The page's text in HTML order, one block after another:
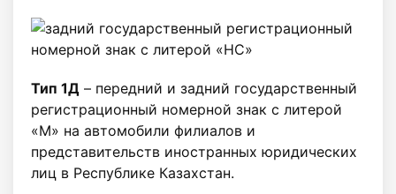
Тип 1Д – передний и задний государственный
регистрационный номерной знак с литерой
«М» на автомобили филиалов и
представительств иностранных юридических
лиц в Республике Казахстан.